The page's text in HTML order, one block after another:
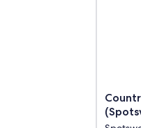
Country
Cottage
Delight